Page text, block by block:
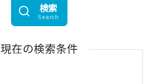
検索
Search
現在の検索条件